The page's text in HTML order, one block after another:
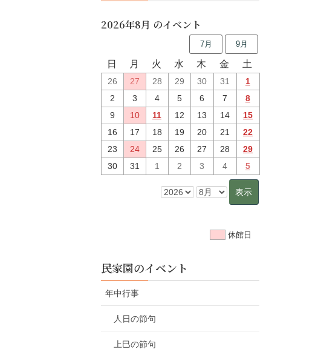
2026年8月 のイベント
7月 9月
日 月 火 水 木 金 土
26 27 28 29 30 31
1
2
3 4 5 6 7
8
9
10 11 12 13 14
15
16
17 18 19 20 21
22
23
24 25 26 27 28
29
30
31 1 2 3 4 5
休館日
民家園のイベント
年中行事
人日の節句
上巳の節句